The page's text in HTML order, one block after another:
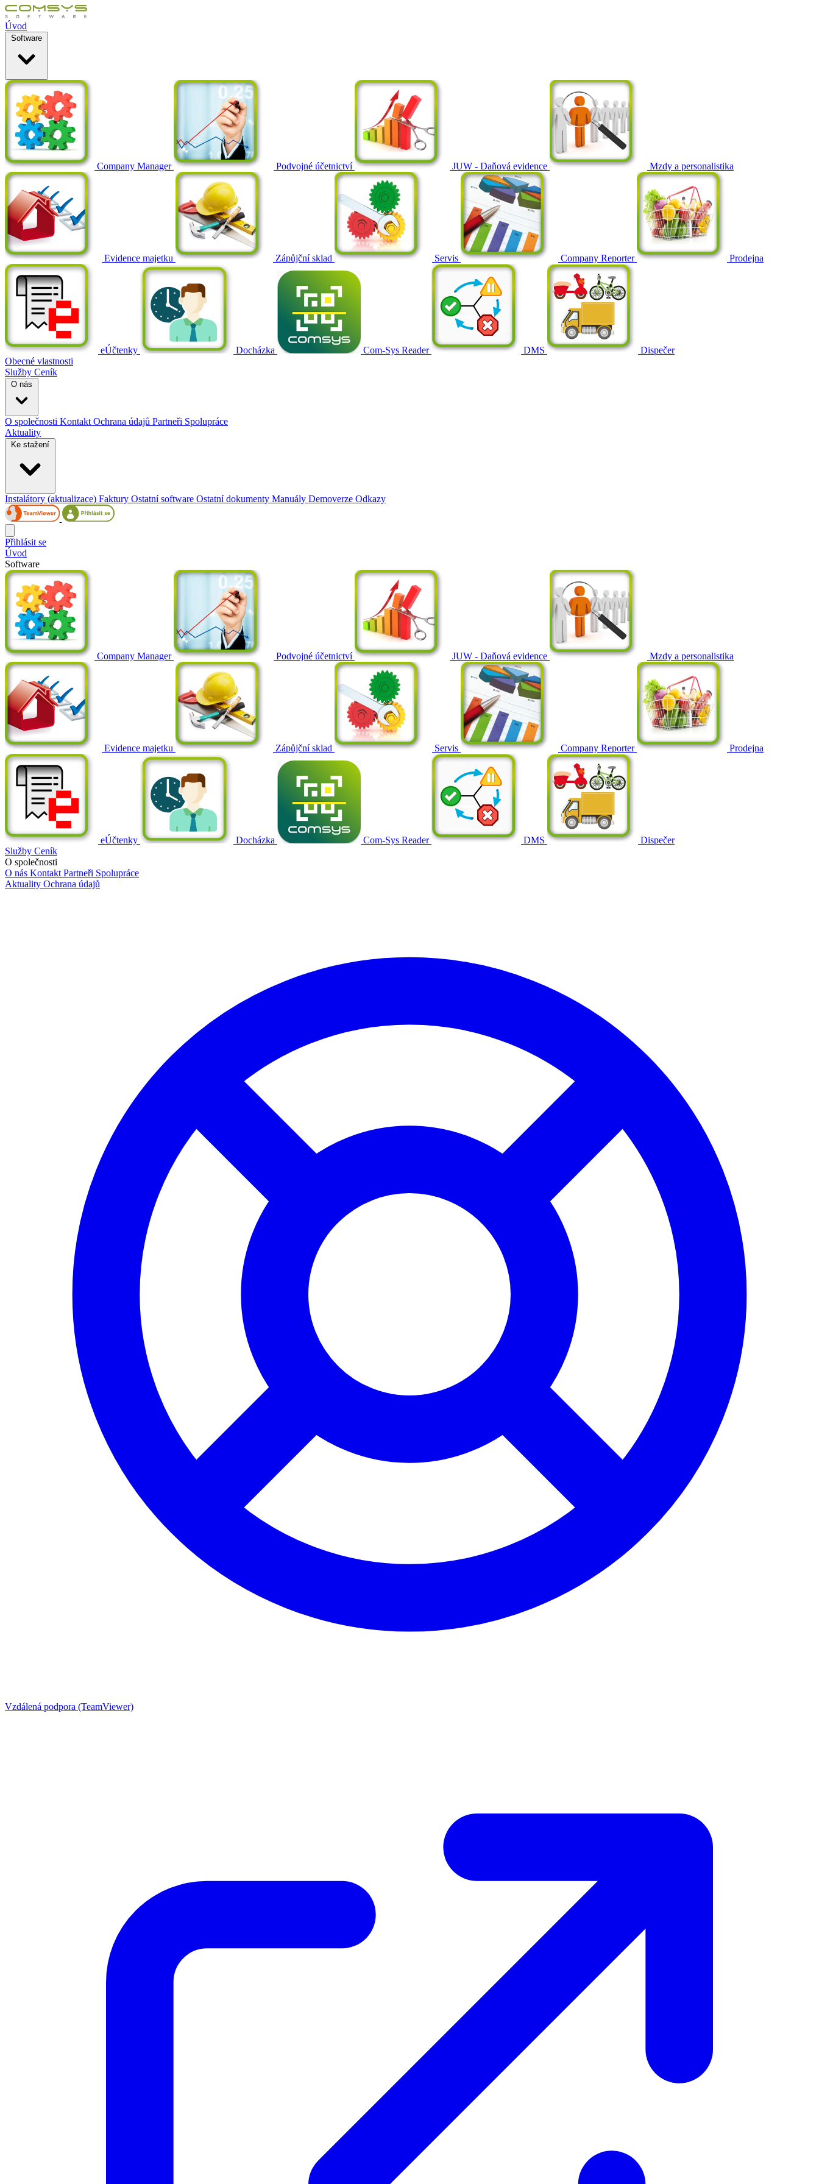
Úvod
Software
Company Manager Podvojné účetnictví JUW - Daňová evidence Mzdy a personalistika
Evidence majetku Zápůjční sklad Servis Company Reporter Prodejna
eÚčtenky Docházka Com-Sys Reader DMS
Dispečer
Obecné vlastnosti
Služby Ceník
O nás
O společnosti Kontakt Ochrana údajů Partneři Spolupráce
Aktuality
Ke stažení
Instalátory (aktualizace) Faktury Ostatní software Ostatní dokumenty Manuály Demoverze Odkazy
Přihlásit se
Úvod
Software
Company Manager Podvojné účetnictví JUW - Daňová evidence Mzdy a personalistika
Evidence majetku Zápůjční sklad Servis Company Reporter Prodejna
eÚčtenky Docházka Com-Sys Reader DMS
Dispečer
Služby Ceník
O společnosti
O nás Kontakt Partneři Spolupráce
Aktuality Ochrana údajů
Vzdálená podpora (TeamViewer)